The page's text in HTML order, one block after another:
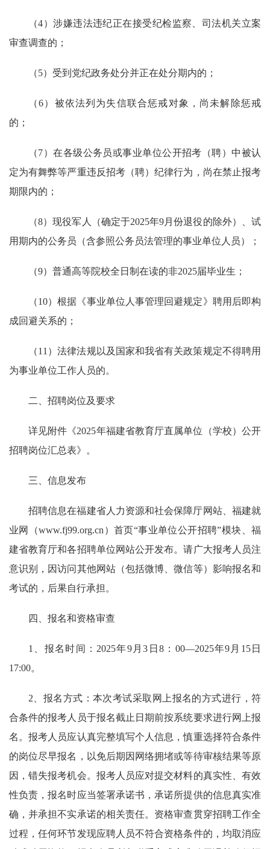
（4）涉嫌违法违纪正在接受纪检监察、司法机关立案
审查调查的；
（5）受到党纪政务处分并正在处分期内的；
（6）被依法列为失信联合惩戒对象，尚未解除惩戒
的；
（7）在各级公务员或事业单位公开招考（聘）中被认
定为有舞弊等严重违反招考（聘）纪律行为，尚在禁止报考
期限内的；
（8）现役军人（确定于2025年9月份退役的除外）、试
用期内的公务员（含参照公务员法管理的事业单位人员）；
（9）普通高等院校全日制在读的非2025届毕业生；
（10）根据《事业单位人事管理回避规定》聘用后即构
成回避关系的；
（11）法律法规以及国家和我省有关政策规定不得聘用
为事业单位工作人员的。
二、招聘岗位及要求
详见附件《2025年福建省教育厅直属单位（学校）公开
招聘岗位汇总表》。
三、信息发布
招聘信息在福建省人力资源和社会保障厅网站、福建就
业网（www.fj99.org.cn）首页“事业单位公开招聘”模块、福
建省教育厅和各招聘单位网站公开发布。请广大报考人员注
意识别，因访问其他网站（包括微博、微信等）影响报名和
考试的，后果自行承担。
四、报名和资格审查
1、报名时间：2025年9月3日8：00—2025年9月15日
17:00。
2、报名方式：本次考试采取网上报名的方式进行，符
合条件的报考人员于报名截止日期前按系统要求进行网上报
名。报考人员应认真完整填写个人信息，慎重选择符合条件
的岗位尽早报名，以免后期因网络拥堵或等待审核结果等原
因，错失报考机会。报考人员应对提交材料的真实性、有效
性负责，报名时应当签署承诺书，承诺所提供的信息真实准
确，并承担不实承诺的相关责任。资格审查贯穿招聘工作全
过程，任何环节发现应聘人员不符合资格条件的，均取消应